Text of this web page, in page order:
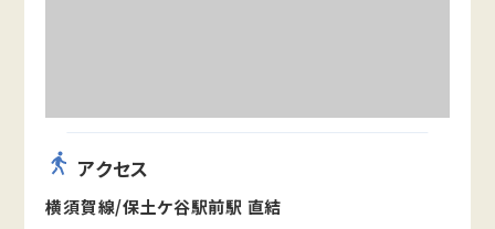
アクセス
横須賀線/保土ケ谷駅前駅 直結